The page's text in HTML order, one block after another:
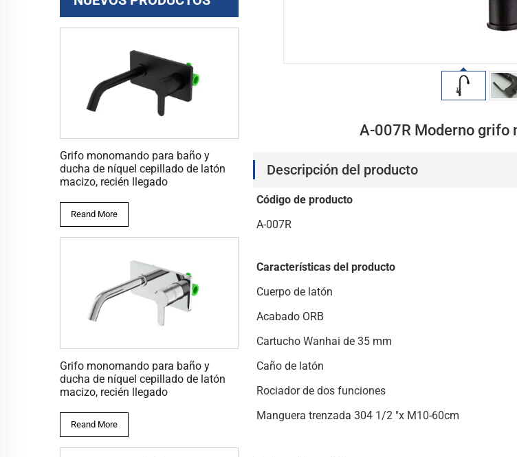
Grifo monomando para baño y
ducha de níquel cepillado de latón
macizo, recién llegado
Reand More
Grifo monomando para baño y
ducha de níquel cepillado de latón
macizo, recién llegado
Reand More
A-007R Moderno grifo
Descripción del producto
Código de producto
A-007R
Características del producto
Cuerpo de latón
Acabado ORB
Cartucho Wanhai de 35 mm
Caño de latón
Rociador de dos funciones
Manguera trenzada 304 1/2 "x M10-60cm